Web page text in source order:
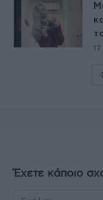
Έχετε κάποιο